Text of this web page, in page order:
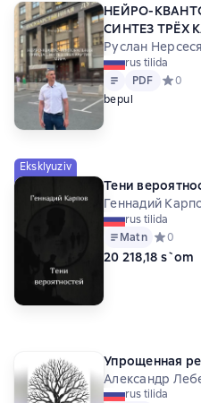
НЕЙРО-
СИНТЕЗ ТРЁХ
Руслан
rus tilida
Matn
PDF
PDF
0
bepul
Eksklyuziv
Тени
Геннадий
rus tilida
Matn Средний
0
20 218,18 s`om
Упрощенная
Александр
rus tilida